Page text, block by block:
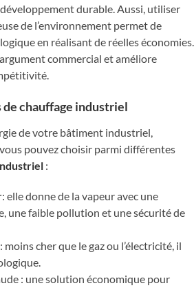
durable. Aussi, utiliser
de l’environnement permet de
en réalisant de réelles économies.
commercial et améliore
chauffage industriel
de votre bâtiment industriel,
pouvez choisir parmi différentes
:
: elle donne de la vapeur avec une
une faible pollution et une sécurité de
: moins cher que le gaz ou l’électricité, il
: une solution économique pour